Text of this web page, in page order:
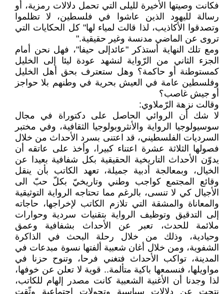
فكانت وصيتها الأخيرة لليلى التي تحمل دلالات رمزية، أو
رسالة لليهود الذين عاشوا في فلسطين، لا تظلموا
وتصدقوا الأكاذيب، لذا قالت لمياء لها" كل الحكايات التي
تروى عن الماضي مدنسة وغير حقيقية."
ومع تلك النهاية أستذكر "عائدإلى حيفا"، فهل نحن أمام
الجزء الثاني من الرّواية لنشهد عودة ليئا إلى الخليل
كمستوطنة أو حاكمة؟ وهل ستعترف بحق أهل الخليل
وفلسطين عامة في العيش بحرية في وطنهم بلا حواجز
أو جيش غاصب؟
وقالت نزهة الرّملاوي:
لا شك أن الروائي الحاصل على دكتوراة في مجال
سوسيولوجيا الرواية والأنثروبولوجيا الثقافية، وفي مختبر
السرديات الفلسطيني، قد اعتنى بسرد الأحداث من خلال
فصولها الثلاثة عشرة اعتناء كبيرا، وأخذ على عاتقه أن
يدوّن الأحداث التاريخية الحقيقية بكل شفافية بعيدا عن
الخيال، وبمعالجة أدبية جميلة، تعهد الكاتب بأن ينقل
وقائع المجتمع كواجب وطني وتاريخيّ بكلّ حبّ الى
الأجيال كي لا تنسى، بالرغم مما تحتاجه الرواية التوثيقية
والمعاناة والمشقة التي تلازم الكاتب لإخراجها، حاجاته
إلى التدقيق وتوظيف الرواية بتقنيات سردية وحوارات
ملائمة للحدث، تعبر عن الأحداث بشفافية وعمق
وحيادية، وذلك من خلال رحلة البحث في الذاكرة
الشفوية، ومن خلال أغان شعبية ألفتها نسوة مبدعات في
المدينة، تواكب الأحداث فتغني فرحا، وتنوح حزنا في
مواويلها، فنسمعها باكية متألمة.. قوية لا تعلن عن خوفها،
لذا وجدنا أن الأغنية الشعبية كانت مصدر إلهام للكاتب،
نتجت عن دلالات سياسية وتحولات اجتماعية وثّقت